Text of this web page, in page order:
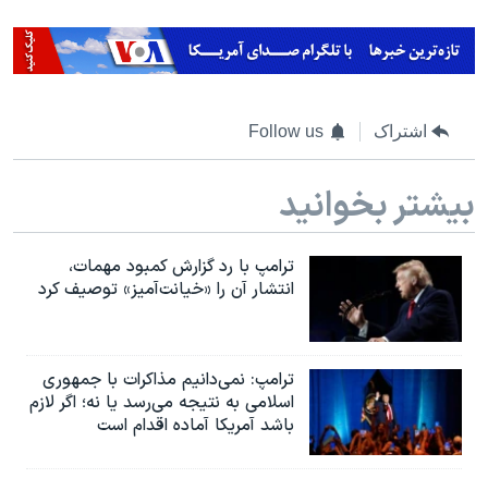
اشتراک Follow us
بیشتر بخوانید
ترامپ با رد گزارش کمبود مهمات،
انتشار آن را «خیانت‌آمیز» توصیف کرد
ترامپ: نمی‌دانیم مذاکرات با جمهوری
اسلامی به نتیجه می‌رسد یا نه؛ اگر لازم
باشد آمریکا آماده اقدام است